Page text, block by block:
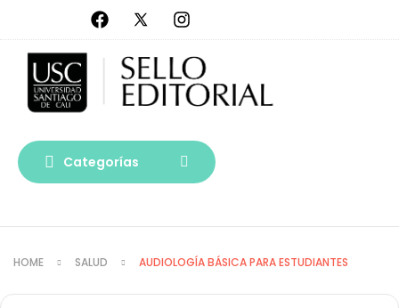
Categorías
HOME SALUD AUDIOLOGÍA BÁSICA PARA ESTUDIANTES